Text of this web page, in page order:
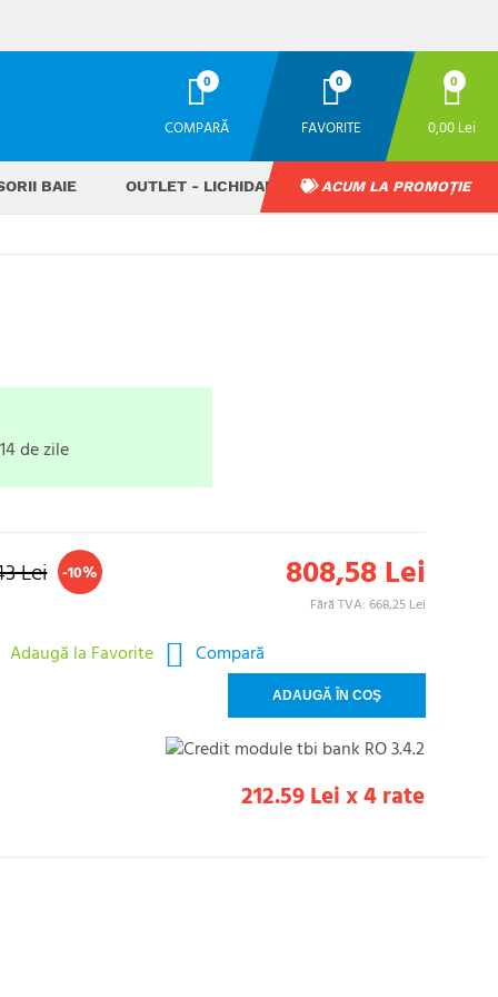
COMPARĂ
0
FAVORITE
0 0
0,00 Lei
BAIE OUTLET - LICHIDARE STOCACUM LA PROMOȚIE
de zile
-10%
Lei 808,58 Lei
Fără TVA: 668,25 Lei
Adaugă la Favorite Compară
212.59 Lei x 4 rate